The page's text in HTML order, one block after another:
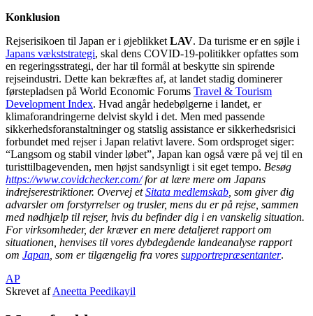
Konklusion
Rejserisikoen til Japan er i øjeblikket LAV. Da turisme er en søjle i
Japans vækststrategi, skal dens COVID-19-politikker opfattes som
en regeringsstrategi, der har til formål at beskytte sin spirende
rejseindustri. Dette kan bekræftes af, at landet stadig dominerer
førstepladsen på World Economic Forums Travel & Tourism
Development Index. Hvad angår hedebølgerne i landet, er
klimaforandringerne delvist skyld i det. Men med passende
sikkerhedsforanstaltninger og statslig assistance er sikkerhedsrisici
forbundet med rejser i Japan relativt lavere. Som ordsproget siger:
“Langsom og stabil vinder løbet”, Japan kan også være på vej til en
turisttilbagevenden, men højst sandsynligt i sit eget tempo. Besøg
https://www.covidchecker.com/ for at lære mere om Japans
indrejserestriktioner. Overvej et Sitata medlemskab , som giver dig
advarsler om forstyrrelser og trusler, mens du er på rejse, sammen
med nødhjælp til rejser, hvis du befinder dig i en vanskelig situation.
For virksomheder, der kræver en mere detaljeret rapport om
situationen, henvises til vores dybdegående landeanalyse rapport
om Japan , som er tilgængelig fra vores supportrepræsentanter.
AP
Skrevet af Aneetta Peedikayil